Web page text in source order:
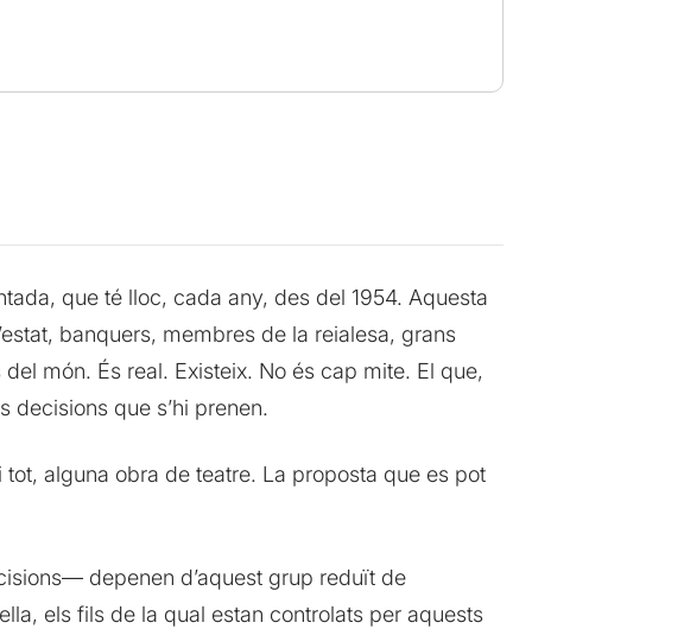
que té lloc, cada any, des del 1954. Aquesta
banquers, membres de la reialesa, grans
món. És real. Existeix. No és cap mite. El que,
decisions que s’hi prenen.
alguna obra de teatre. La proposta que es pot
depenen d’aquest grup reduït de
els fils de la qual estan controlats per aquests